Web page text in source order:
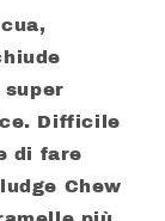
Difficile
di fare
Chew